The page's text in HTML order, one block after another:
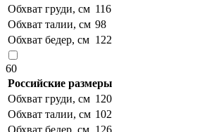
Обхват груди, см 116
Обхват талии, см 98
Обхват бедер, см 122
60
Российские размеры
Обхват груди, см 120
Обхват талии, см 102
Обхват бедер, см 126